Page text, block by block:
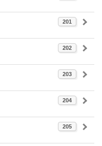
201
202
203
204
205